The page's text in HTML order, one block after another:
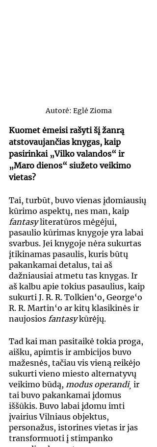
Autorė: Eglė Zioma
Kuomet ėmeisi rašyti šį žanrą
atstovaujančias knygas, kaip
pasirinkai „Vilko valandos“ ir
„Maro dienos“ siužeto veikimo
vietas?
Tai, turbūt, buvo vienas įdomiausių
kūrimo aspektų, nes man, kaip
fantasy literatūros mėgėjui,
pasaulio kūrimas knygoje yra labai
svarbus. Jei knygoje nėra sukurtas
įtikinamas pasaulis, kuris būtų
pakankamai detalus, tai aš
dažniausiai atmetu tas knygas. Ir
aš kalbu apie tokius pasaulius, kaip
sukurti J. R. R. Tolkien‘o, George‘o
R. R. Martin‘o ar kitų klasikinės ir
naujosios fantasy kūrėjų.
Tad kai man pasitaikė tokia proga,
aišku, apimtis ir ambicijos buvo
mažesnės, tačiau vis vieną reikėjo
sukurti vieno miesto alternatyvų
veikimo būdą, modus operandi¸ ir
tai buvo pakankamai įdomus
iššūkis. Buvo labai įdomu imti
įvairius Vilniaus objektus,
personažus, istorines vietas ir jas
transformuoti į stimpanko